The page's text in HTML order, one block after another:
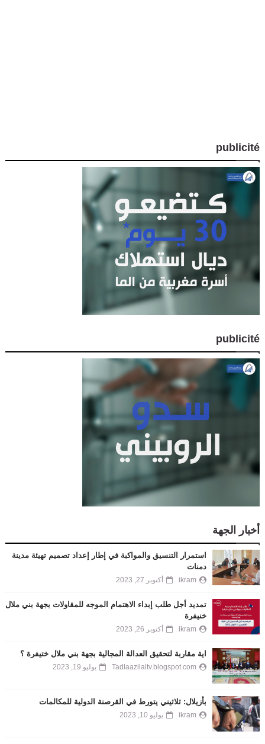
publicité
publicité
أخبار الجهة
استمرار التنسيق والمواكبة في إطار إعداد تصميم تهيئة مدينة
دمنات
ikram أكتوبر 27, 2023
تمديد أجل طلب إبداء الاهتمام الموجه للمقاولات بجهة بني ملال
خنيفرة
ikram أكتوبر 26, 2023
اية مقاربة لتحقيق العدالة المجالية بجهة بني ملال ختيفرة ؟
Tadlaazilaltv.blogspot.com يوليو 19, 2023
بأزيلال: ثلاثيني يتورط في القرصنة الدولية للمكالمات
ikram يوليو 10, 2023